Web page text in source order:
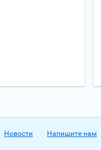
Новости Напишите нам